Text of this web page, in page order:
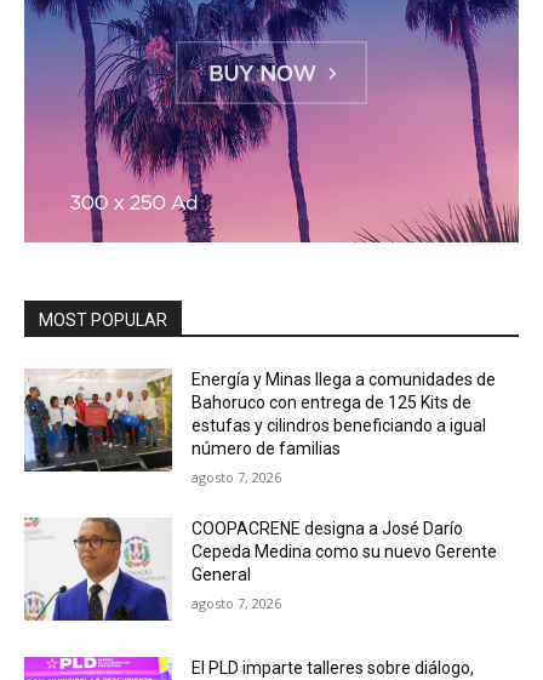
MOST POPULAR
Energía y Minas llega a comunidades de
Bahoruco con entrega de 125 Kits de
estufas y cilindros beneficiando a igual
número de familias
agosto 7, 2026
COOPACRENE designa a José Darío
Cepeda Medina como su nuevo Gerente
General
agosto 7, 2026
El PLD imparte talleres sobre diálogo,